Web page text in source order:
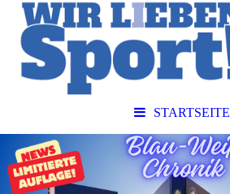
STARTSEITE